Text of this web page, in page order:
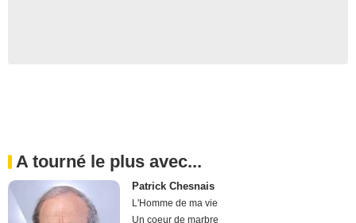
A tourné le plus avec...
Patrick Chesnais
L'Homme de ma vie
Un coeur de marbre